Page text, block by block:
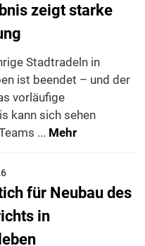
zeigt starke
Stadtradeln in
ist beendet – und der
vorläufige
kann sich sehen
... Mehr
für Neubau des
in